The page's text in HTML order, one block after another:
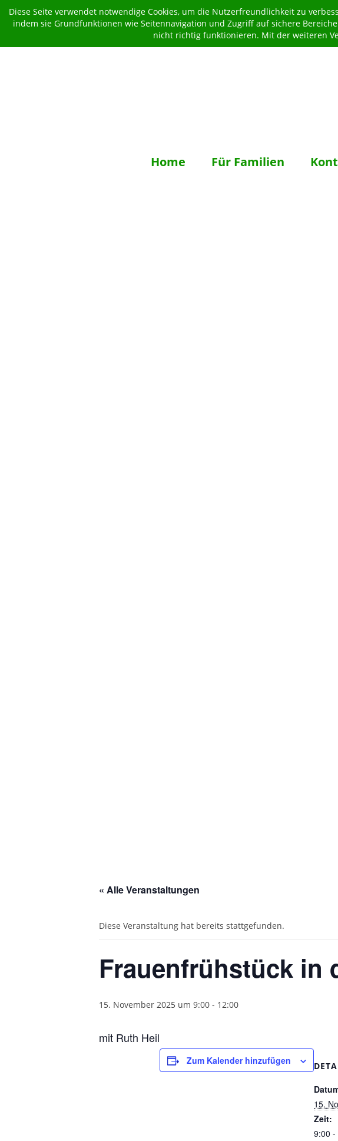
Home Für Familien
« Alle Veranstaltungen
Diese Veranstaltung hat bereits stattgefunden.
Frauenfrühstück in
15. November 2025 um 9:00 - 12:00
mit Ruth Heil
Zum Kalender hinzufügen
15.
Zeit:
9:00 -
Diese Seite verwendet notwendige Cookies, um die Nutzerfreundlichkeit zu
indem sie Grundfunktionen wie Seitennavigation und Zugriff auf sichere
nicht richtig funktionieren. Mit der weiteren